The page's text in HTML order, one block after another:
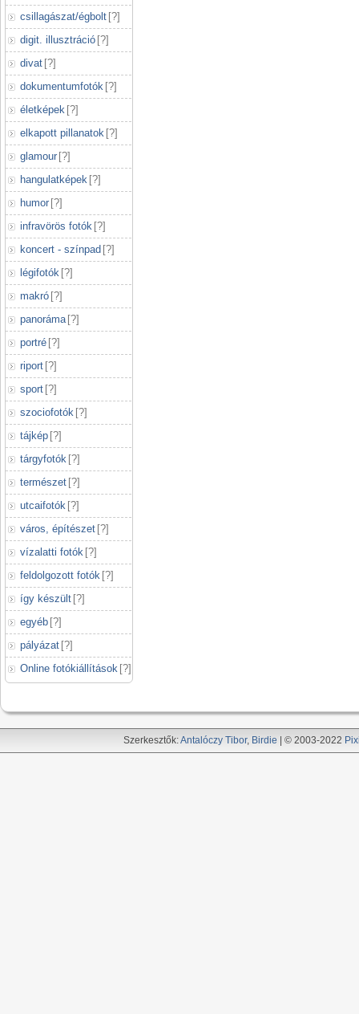
csillagászat/égbolt [?]
digit. illusztráció [?]
divat [?]
dokumentumfotók [?]
életképek [?]
elkapott pillanatok [?]
glamour [?]
hangulatképek [?]
humor [?]
infravörös fotók [?]
koncert - színpad [?]
légifotók [?]
makró [?]
panoráma [?]
portré [?]
riport [?]
sport [?]
szociofotók [?]
tájkép [?]
tárgyfotók [?]
természet [?]
utcaifotók [?]
város, építészet [?]
vízalatti fotók [?]
feldolgozott fotók [?]
így készült [?]
egyéb [?]
pályázat [?]
Online fotókiállítások [?]
Szerkesztők:Antalóczy Tibor, Birdie | © 2003-2022